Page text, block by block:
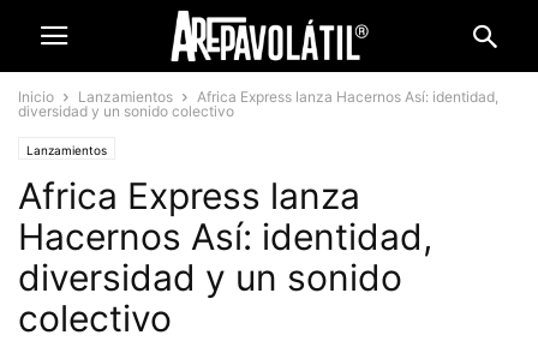
Inicio Lanzamientos
Africa Express lanza Hacernos Así: identidad,
diversidad y un sonido colectivo
Lanzamientos
Africa Express lanza
Hacernos Así: identidad,
diversidad y un sonido
colectivo